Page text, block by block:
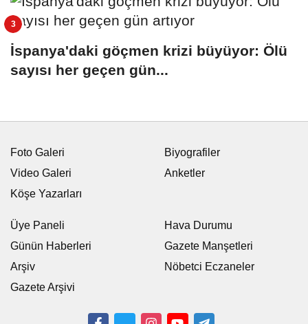
İspanya'daki göçmen krizi büyüyor: Ölü
sayısı her geçen gün...
Foto Galeri
Video Galeri
Köşe Yazarları
Biyografiler
Anketler
Üye Paneli
Günün Haberleri
Arşiv
Gazete Arşivi
Hava Durumu
Gazete Manşetleri
Nöbetci Eczaneler